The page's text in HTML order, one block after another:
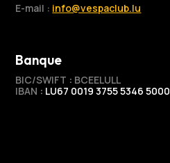
E-mail : info@vespaclub.lu
Banque
BIC/SWIFT : BCEELULL
IBAN : LU67 0019 3755 5346 5000